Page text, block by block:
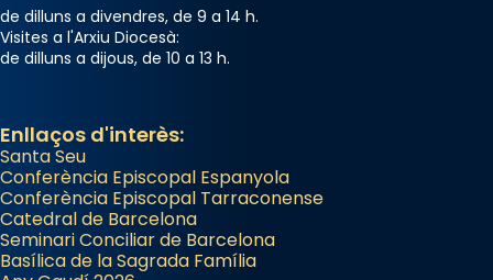
de dilluns a divendres, de 9 a 14 h.
Visites a l'Arxiu Diocesà:
de dilluns a dijous, de 10 a 13 h.
Enllaços d'interès:
Santa Seu
Conferència Episcopal Espanyola
Conferència Episcopal Tarraconense
Catedral de Barcelona
Seminari Conciliar de Barcelona
Basílica de la Sagrada Família